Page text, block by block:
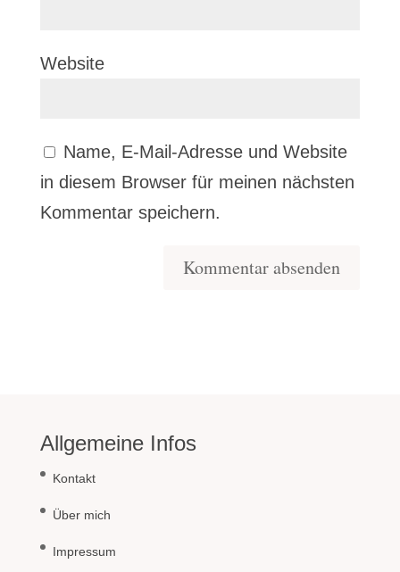
Website
Name, E-Mail-Adresse und Website
in diesem Browser für meinen nächsten
Kommentar speichern.
Allgemeine Infos
Kontakt
Über mich
Impressum